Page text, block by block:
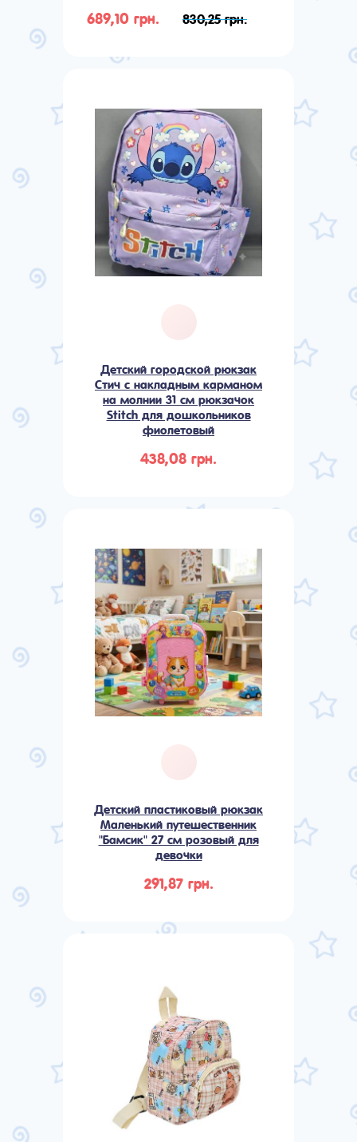
689,10 грн. 830,25 грн.
Детский городской рюкзак
Стич с накладным карманом
на молнии 31 см рюкзачок
Stitch для дошкольников
фиолетовый
438,08 грн.
Детский пластиковый рюкзак
Маленький путешественник
"Бамсик" 27 см розовый для
девочки
291,87 грн.